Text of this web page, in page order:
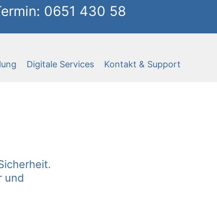
0651 430 58
Digitale Services Kontakt & Support
und